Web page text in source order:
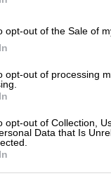
opt-out of the Sale of
opt-out of processing
opt-out of Collection,
Data that Is